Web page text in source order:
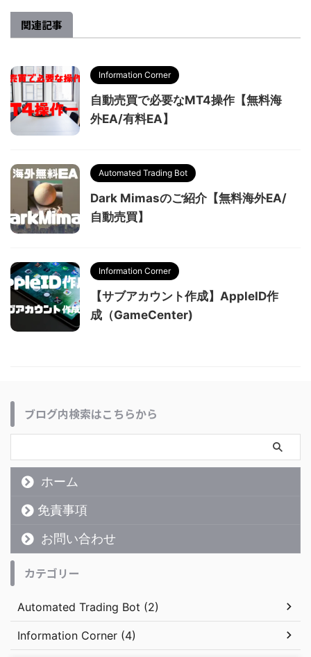
関連記事
Information Corner
自動売買で必要なMT4操作【無料海
外EA/有料EA】
Automated Trading Bot
Dark Mimasのご紹介【無料海外EA/
自動売買】
Information Corner
【サブアカウント作成】AppleID作
成（GameCenter)
ブログ内検索はこちらから
ホーム
免責事項
お問い合わせ
カテゴリー
Automated Trading Bot (2)
Information Corner (4)